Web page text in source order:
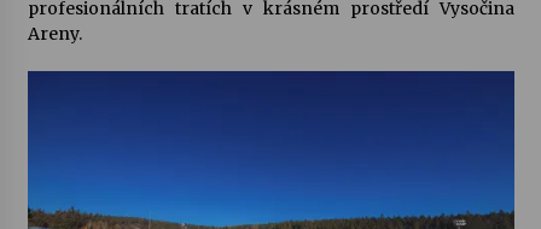
profesionálních tratích v krásném prostředí Vysočina
Areny.